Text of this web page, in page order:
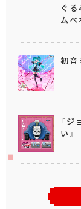
ぐ
ムベ
初
『
い